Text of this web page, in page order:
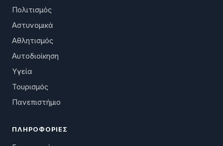
Πολιτισμός
Αστυνομικά
Αθλητισμός
Αυτοδιοίκηση
Υγεία
Τουρισμός
Πανεπιστήμιο
ΠΛΗΡΟΦΟΡΊΕΣ